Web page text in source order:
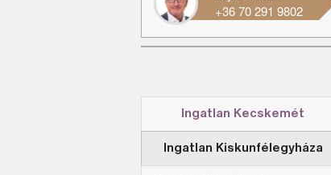
+36 70 291 9802
Ingatlan Kecskemét
Ingatlan Kiskunfélegyháza